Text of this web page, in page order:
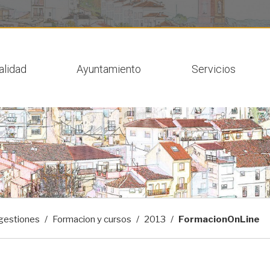
Ayuntamiento Servicios
Formacion y cursos 2013 FormacionOnLine